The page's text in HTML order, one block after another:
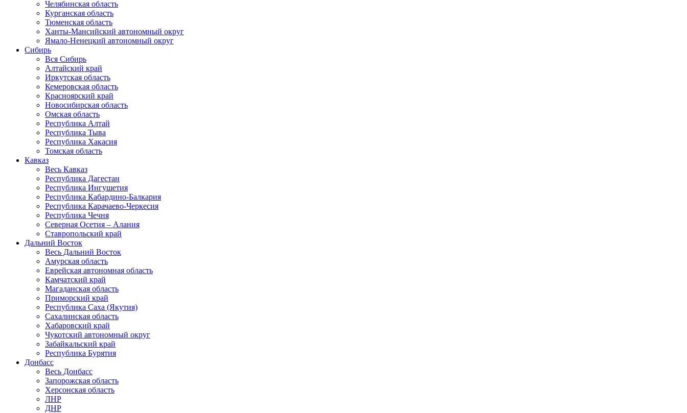
Челябинская область
Курганская область
Тюменская область
Ханты-Мансийский автономный округ
Ямало-Ненецкий автономный округ
Сибирь
Вся Сибирь
Алтайский край
Иркутская область
Кемеровская область
Красноярский край
Новосибирская область
Омская область
Республика Алтай
Республика Тыва
Республика Хакасия
Томская область
Кавказ
Весь Кавказ
Республика Дагестан
Республика Ингушетия
Республика Кабардино-Балкария
Республика Карачаево-Черкесия
Республика Чечня
Северная Осетия – Алания
Ставропольский край
Дальний Восток
Весь Дальний Восток
Амурская область
Еврейская автономная область
Камчатский край
Магаданская область
Приморский край
Республика Саха (Якутия)
Сахалинская область
Хабаровский край
Чукотский автономный округ
Забайкальский край
Республика Бурятия
Донбасс
Весь Донбасс
Запорожская область
Херсонская область
ЛНР
ДНР